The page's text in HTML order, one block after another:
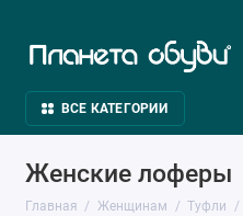
ВСЕ КАТЕГОРИИ
Женские лоферы
Главная Женщинам Туфли